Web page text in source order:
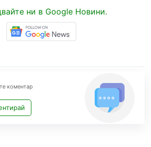
ни в Google Новини.
коментар